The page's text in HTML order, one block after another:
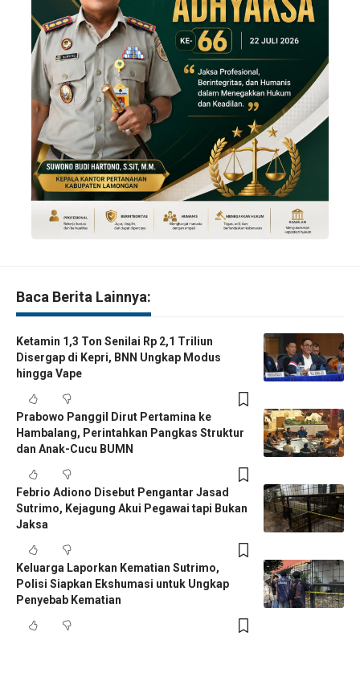
Baca Berita Lainnya:
Ketamin 1,3 Ton Senilai Rp 2,1 Triliun
Disergap di Kepri, BNN Ungkap Modus
hingga Vape
Prabowo Panggil Dirut Pertamina ke
Hambalang, Perintahkan Pangkas Struktur
dan Anak-Cucu BUMN
Febrio Adiono Disebut Pengantar Jasad
Sutrimo, Kejagung Akui Pegawai tapi Bukan
Jaksa
Keluarga Laporkan Kematian Sutrimo,
Polisi Siapkan Ekshumasi untuk Ungkap
Penyebab Kematian